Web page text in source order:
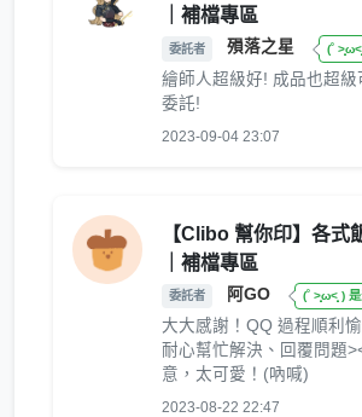
｜補檔專區
委託者 殞落之星 (˚
繪師人超級好! 成品也超級
委託!
2023-09-04 23:07
【Clibo 幫你印】各式
｜補檔專區
委託者 阿GO (˚ ˃̣̣̥ω˂̣̣̥ )
大大感謝！QQ 過程順利
耐心幫忙解決、回覆問題
意，太可愛！(吶喊)
2023-08-22 22:47